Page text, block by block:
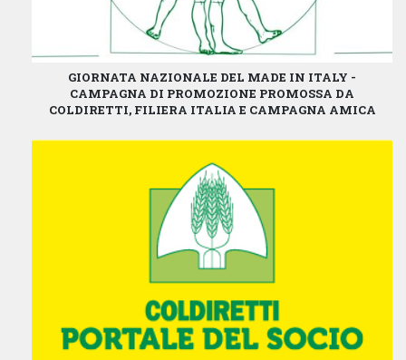
GIORNATA NAZIONALE DEL MADE IN ITALY -
CAMPAGNA DI PROMOZIONE PROMOSSA DA
COLDIRETTI, FILIERA ITALIA E CAMPAGNA AMICA